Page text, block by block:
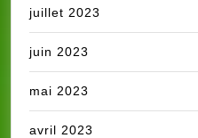
juillet 2023
juin 2023
mai 2023
avril 2023